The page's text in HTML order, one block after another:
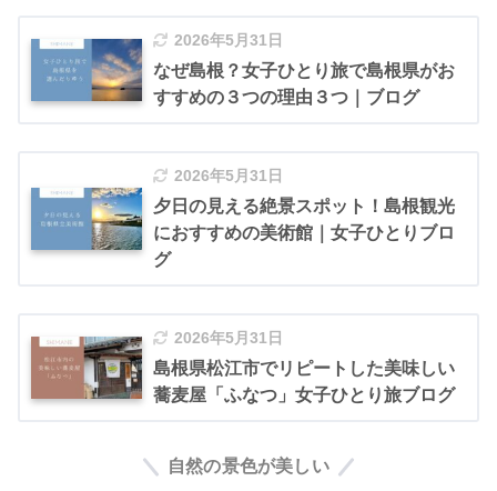
2026年5月31日
なぜ島根？女子ひとり旅で島根県がお
すすめの３つの理由３つ｜ブログ
2026年5月31日
夕日の見える絶景スポット！島根観光
におすすめの美術館｜女子ひとりブロ
グ
2026年5月31日
島根県松江市でリピートした美味しい
蕎麦屋「ふなつ」女子ひとり旅ブログ
自然の景色が美しい